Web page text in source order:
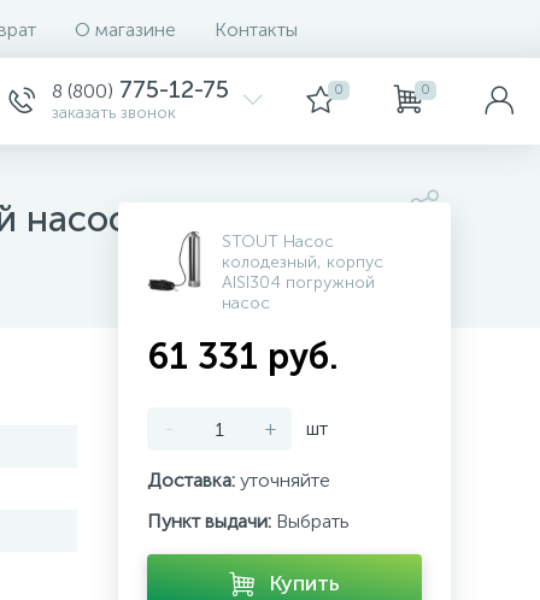
О магазине Контакты
8 (800) 775-12-75
заказать звонок
0 0
насос
STOUT Насос
колодезный, корпус
AISI304 погружной
насос
61 331 руб.
- + шт
Доставка: уточняйте
Пункт выдачи: Выбрать
Купить